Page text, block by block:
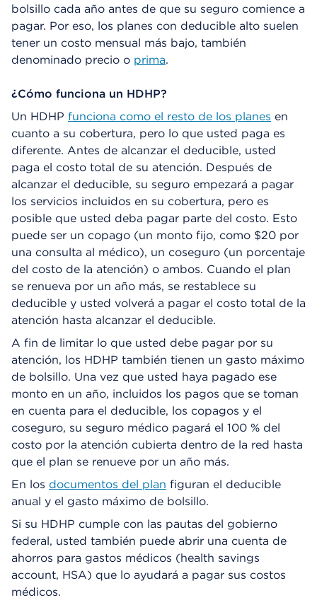
bolsillo cada año antes de que su seguro comience a
pagar. Por eso, los planes con deducible alto suelen
tener un costo mensual más bajo, también
denominado precio o prima.
¿Cómo funciona un HDHP?
Un HDHP funciona como el resto de los planes en
cuanto a su cobertura, pero lo que usted paga es
diferente. Antes de alcanzar el deducible, usted
paga el costo total de su atención. Después de
alcanzar el deducible, su seguro empezará a pagar
los servicios incluidos en su cobertura, pero es
posible que usted deba pagar parte del costo. Esto
puede ser un copago (un monto fijo, como $20 por
una consulta al médico), un coseguro (un porcentaje
del costo de la atención) o ambos. Cuando el plan
se renueva por un año más, se restablece su
deducible y usted volverá a pagar el costo total de la
atención hasta alcanzar el deducible.
A fin de limitar lo que usted debe pagar por su
atención, los HDHP también tienen un gasto máximo
de bolsillo. Una vez que usted haya pagado ese
monto en un año, incluidos los pagos que se toman
en cuenta para el deducible, los copagos y el
coseguro, su seguro médico pagará el 100 % del
costo por la atención cubierta dentro de la red hasta
que el plan se renueve por un año más.
En los documentos del plan figuran el deducible
anual y el gasto máximo de bolsillo.
Si su HDHP cumple con las pautas del gobierno
federal, usted también puede abrir una cuenta de
ahorros para gastos médicos (health savings
account, HSA) que lo ayudará a pagar sus costos
médicos.